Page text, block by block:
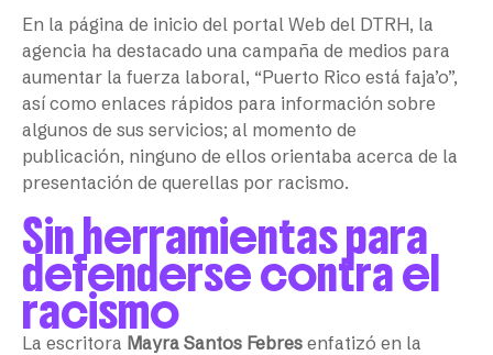
En la página de inicio del portal Web del DTRH, la
agencia ha destacado una campaña de medios para
aumentar la fuerza laboral, “Puerto Rico está faja’o”,
así como enlaces rápidos para información sobre
algunos de sus servicios; al momento de
publicación, ninguno de ellos orientaba acerca de la
presentación de querellas por racismo.
Sin herramientas para
defenderse contra el
racismo
La escritora Mayra Santos Febres enfatizó en la